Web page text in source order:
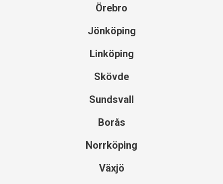
Örebro
Jönköping
Linköping
Skövde
Sundsvall
Borås
Norrköping
Växjö